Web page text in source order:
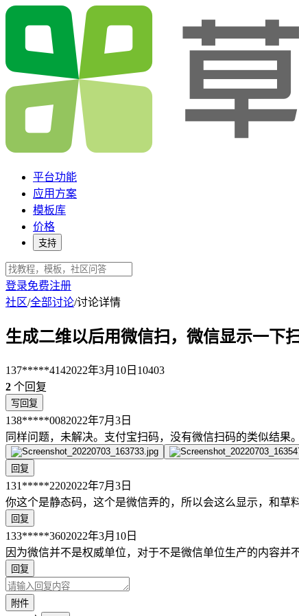
平台功能
应用方案
模板库
价格
支持
登录免费注册
社区/全部讨论/讨论详情
生成二维以后用微信扫，微信显示一下
137*****4142022年3月10日 10403
2 个回复
写回复
138*****0082022年7月3日
同样问题，未解决。支付宝扫码，没有微信扫码的类似结果
回复
131*****2202022年7月3日
你这个是静态码，这个是微信弄的，所以会这么显示，和
回复
133*****3602022年3月10日
因为微信并不是权威单位，对于不是微信单位生产的内容并
回复
附件